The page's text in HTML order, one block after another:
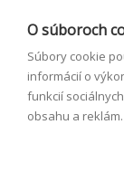
Môj profil
Zabudnuté
O súboroch
Súbory cookie
informácií o
funkcií
obsahu a reklám.